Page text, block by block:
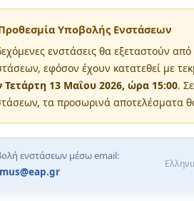
Υποβολής Ενστάσεων
ενστάσεις θα εξεταστούν
εφόσον έχουν κατατεθεί με
Τετάρτη 13 Μαΐου 2026, ώρα 15:00.
τα προσωρινά αποτελέσματα
ενστάσεων μέσω email: